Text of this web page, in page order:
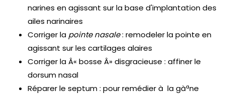
narines en agissant sur la base d'implantation des
ailes narinaires
Corriger la pointe nasale: remodeler la pointe en
agissant sur les cartilages alaires
Corriger la Â« bosse Â» disgracieuse : affiner le
dorsum nasal
Réparer le septum : pour remédier à la gàªne